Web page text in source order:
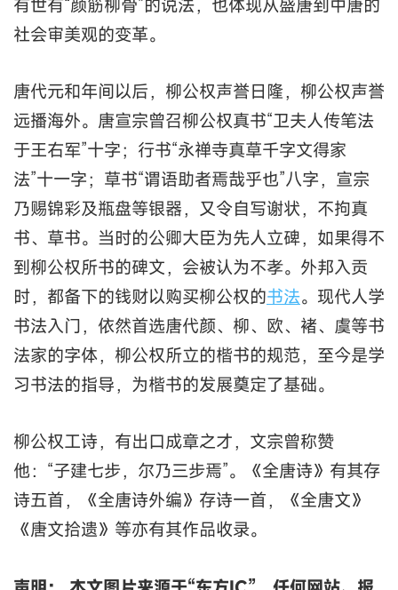
有世有“颜筋柳骨”的说法，也体现从盛唐到中唐的
社会审美观的变革。
唐代元和年间以后，柳公权声誉日隆，柳公权声誉
远播海外。唐宣宗曾召柳公权真书“卫夫人传笔法
于王右军”十字；行书“永禅寺真草千字文得家
法”十一字；草书“谓语助者焉哉乎也”八字，宣宗
乃赐锦彩及瓶盘等银器，又令自写谢状，不拘真
书、草书。当时的公卿大臣为先人立碑，如果得不
到柳公权所书的碑文，会被认为不孝。外邦入贡
时，都备下的钱财以购买柳公权的书法。现代人学
书法入门，依然首选唐代颜、柳、欧、褚、虞等书
法家的字体，柳公权所立的楷书的规范，至今是学
习书法的指导，为楷书的发展奠定了基础。
柳公权工诗，有出口成章之才，文宗曾称赞
他：“子建七步，尔乃三步焉”。《全唐诗》有其存
诗五首，《全唐诗外编》存诗一首，《全唐文》
《唐文拾遗》等亦有其作品收录。